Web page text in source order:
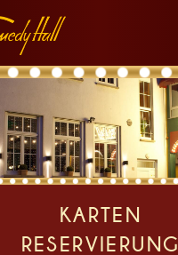
KARTEN
RESERVIERUNG